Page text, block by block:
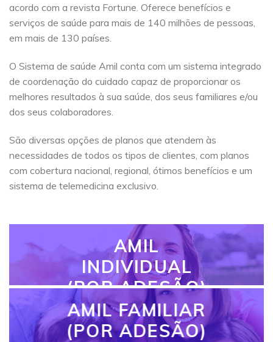
acordo com a revista Fortune. Oferece benefícios e
serviços de saúde para mais de 140 milhões de pessoas,
em mais de 130 países.
O Sistema de saúde Amil conta com um sistema integrado
de coordenação do cuidado capaz de proporcionar os
melhores resultados à sua saúde, dos seus familiares e/ou
dos seus colaboradores.
São diversas opções de planos que atendem às
necessidades de todos os tipos de clientes, com planos
com cobertura nacional, regional, ótimos benefícios e um
sistema de telemedicina exclusivo.
AMIL
INDIVIDUAL
(POR ADESÃO)
AMIL FAMILIAR
(POR ADESÃO)